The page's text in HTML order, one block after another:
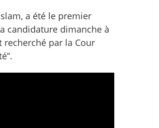
a été le premier
candidature dimanche à
recherché par la Cour